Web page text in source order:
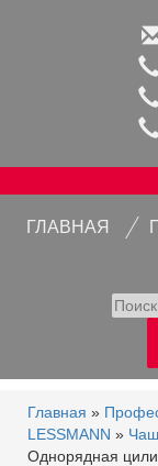
ГЛАВНАЯ
Главная »
LESSMANN »
Однорядная